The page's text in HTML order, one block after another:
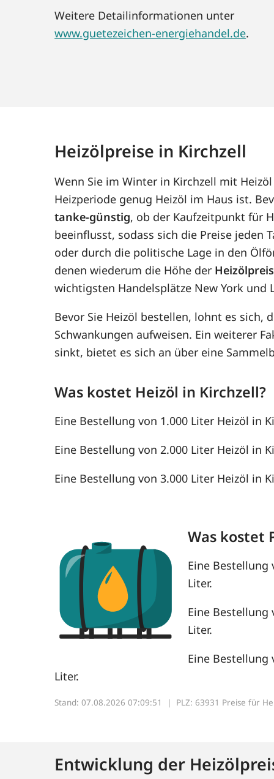
Weitere Detailinformationen unter
www.guetezeichen-energiehandel.de.
Heizölpreise in Kirchzell
Wenn Sie im Winter in Kirchzell mit
Heizperiode genug Heizöl im Haus ist.
tanke-günstig, ob der Kaufzeitpunkt für
beeinflusst, sodass sich die Preise jeden
oder durch die politische Lage in den
denen wiederum die Höhe der
wichtigsten Handelsplätze New York und
Bevor Sie Heizöl bestellen, lohnt es sich,
Schwankungen aufweisen. Ein weiterer
sinkt, bietet es sich an über eine
Was kostet Heizöl in Kirchzell?
Eine Bestellung von 1.000 Liter Heizöl in
Eine Bestellung von 2.000 Liter Heizöl in
Eine Bestellung von 3.000 Liter Heizöl in
Was kostet
Eine
Liter.
Eine
Liter.
Eine
Liter.
Stand: 07.08.2026 07:09:51 | PLZ: 63931 Preise für
Entwicklung der